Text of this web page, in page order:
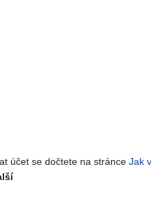
účet se dočtete na stránce Jak